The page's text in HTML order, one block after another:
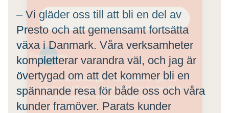
– Vi gläder oss till att bli en del av
Presto och att gemensamt fortsätta
växa i Danmark. Våra verksamheter
kompletterar varandra väl, och jag är
övertygad om att det kommer bli en
spännande resa för både oss och våra
kunder framöver. Parats kunder
Prenumerera
Genom att klicka på "Prenumerera" ger du
samtycke till att vi sparar och använder dina
personuppgifter i enlighet med vår
integritetspolicy.